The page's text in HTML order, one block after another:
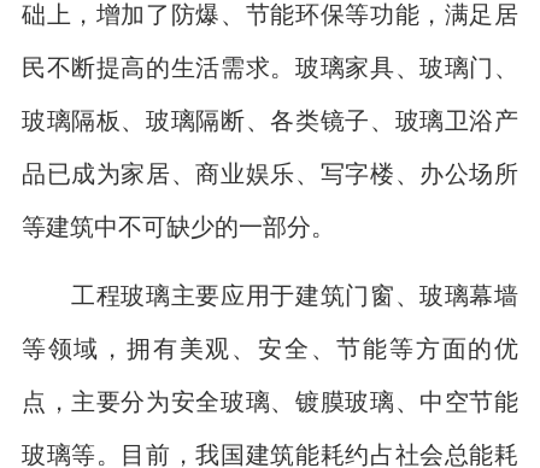
础上，增加了防爆、节能环保等功能，满足居
民不断提高的生活需求。玻璃家具、玻璃门、
玻璃隔板、玻璃隔断、各类镜子、玻璃卫浴产
品已成为家居、商业娱乐、写字楼、办公场所
等建筑中不可缺少的一部分。
工程玻璃主要应用于建筑门窗、玻璃幕墙
等领域，拥有美观、安全、节能等方面的优
点，主要分为安全玻璃、镀膜玻璃、中空节能
玻璃等。目前，我国建筑能耗约占社会总能耗